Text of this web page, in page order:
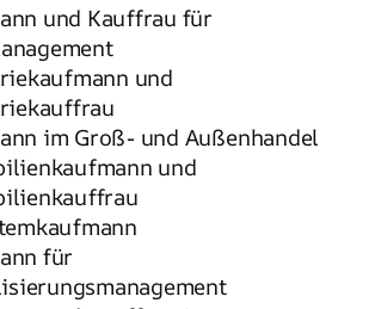
und Kauffrau für
und
im Groß- und Außenhandel
und
für